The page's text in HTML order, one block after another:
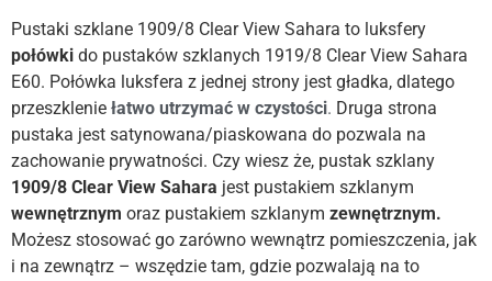
Pustaki szklane 1909/8 Clear View Sahara to luksfery
połówki do pustaków szklanych 1919/8 Clear View Sahara
E60. Połówka luksfera z jednej strony jest gładka, dlatego
przeszklenie łatwo utrzymać w czystości. Druga strona
pustaka jest satynowana/piaskowana do pozwala na
zachowanie prywatności. Czy wiesz że, pustak szklany
1909/8 Clear View Sahara jest pustakiem szklanym
wewnętrznym oraz pustakiem szklanym zewnętrznym.
Możesz stosować go zarówno wewnątrz pomieszczenia, jak
i na zewnątrz – wszędzie tam, gdzie pozwalają na to